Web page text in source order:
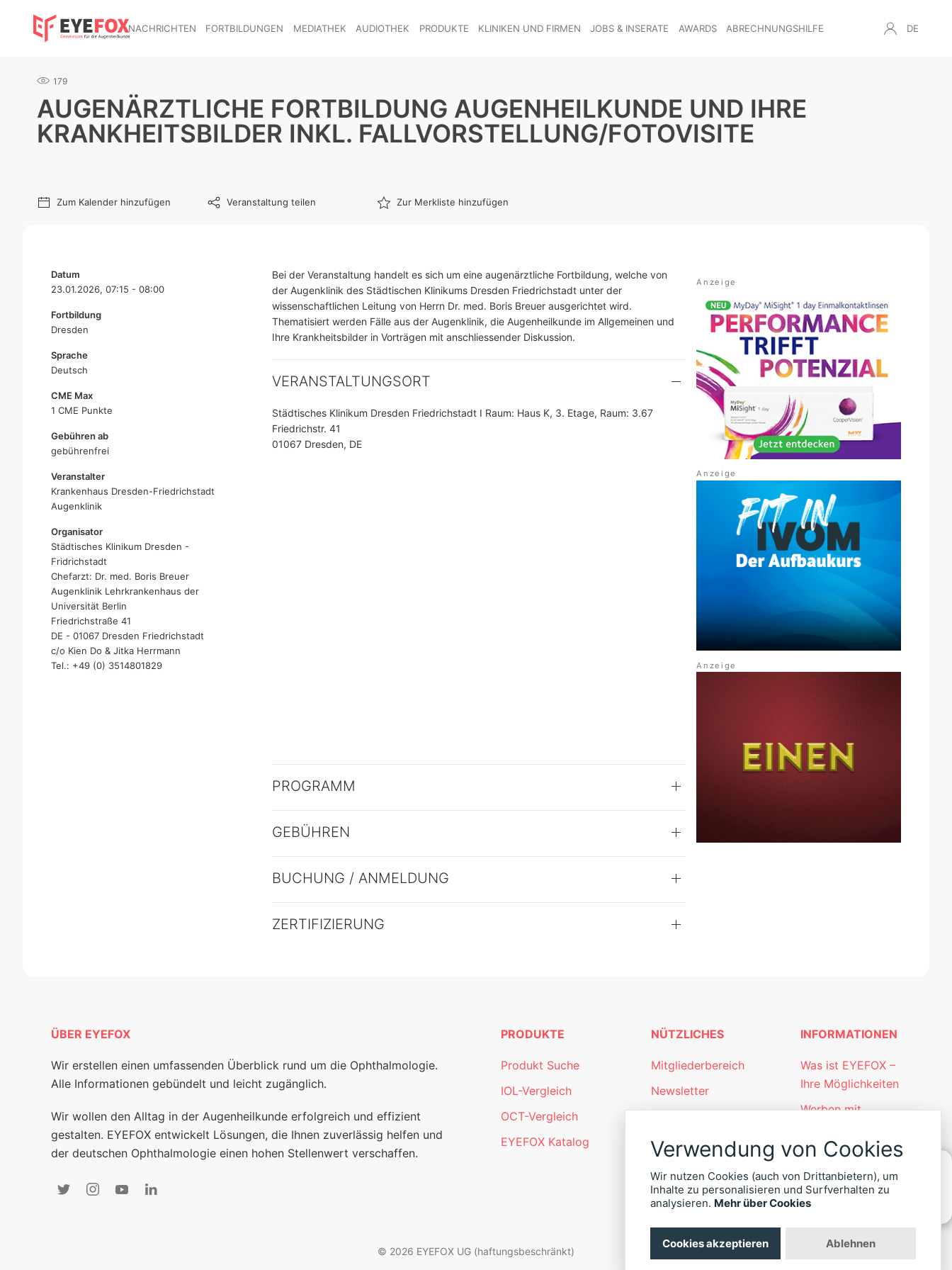
NACHRICHTEN FORTBILDUNGEN MEDIATHEK AUDIOTHEK PRODUKTE KLINIKEN UND FIRMEN JOBS & INSERATE AWARDS ABRECHNUNGSHILFE DE
179
AUGENÄRZTLICHE FORTBILDUNG AUGENHEILKUNDE UND IHRE
KRANKHEITSBILDER INKL. FALLVORSTELLUNG/FOTOVISITE
Zum Kalender hinzufügen Veranstaltung teilen Zur Merkliste hinzufügen
Datum
23.01.2026, 07:15 - 08:00
Fortbildung
Dresden
Sprache
Deutsch
CME Max
1 CME Punkte
Gebühren ab
gebührenfrei
Veranstalter
Krankenhaus Dresden-Friedrichstadt
Augenklinik
Organisator
Städtisches Klinikum Dresden -
Fridrichstadt
Chefarzt: Dr. med. Boris Breuer
Augenklinik Lehrkrankenhaus der
Universität Berlin
Friedrichstraße 41
DE - 01067 Dresden Friedrichstadt
c/o Kien Do & Jitka Herrmann
Tel.: +49 (0) 3514801829
Bei der Veranstaltung handelt es sich um eine augenärztliche Fortbildung, welche von
der Augenklinik des Städtischen Klinikums Dresden Friedrichstadt unter der
wissenschaftlichen Leitung von Herrn Dr. med. Boris Breuer ausgerichtet wird.
Thematisiert werden Fälle aus der Augenklinik, die Augenheilkunde im Allgemeinen und
Ihre Krankheitsbilder in Vorträgen mit anschliessender Diskussion.
VERANSTALTUNGSORT
Städtisches Klinikum Dresden Friedrichstadt I Raum: Haus K, 3. Etage, Raum: 3.67
Friedrichstr. 41
01067 Dresden, DE
PROGRAMM
GEBÜHREN
BUCHUNG / ANMELDUNG
ZERTIFIZIERUNG
ÜBER EYEFOX
Wir erstellen einen umfassenden Überblick rund um die Ophthalmologie.
Alle Informationen gebündelt und leicht zugänglich.
Wir wollen den Alltag in der Augenheilkunde erfolgreich und effizient
gestalten. EYEFOX entwickelt Lösungen, die Ihnen zuverlässig helfen und
der deutschen Ophthalmologie einen hohen Stellenwert verschaffen.
PRODUKTE
Produkt Suche
IOL-Vergleich
OCT-Vergleich
EYEFOX Katalog
NÜTZLICHES
Mitgliederbereich
Newsletter
INFORMATIONEN
Was ist EYEFOX –
Ihre Möglichkeiten
Werben mit
Kontakt
Datenschutz
Impressum
© 2026 EYEFOX UG (haftungsbeschränkt)
Verwendung von Cookies
Wir nutzen Cookies (auch von Drittanbietern), um
Inhalte zu personalisieren und Surfverhalten zu
analysieren. Mehr über Cookies
Cookies akzeptieren Ablehnen